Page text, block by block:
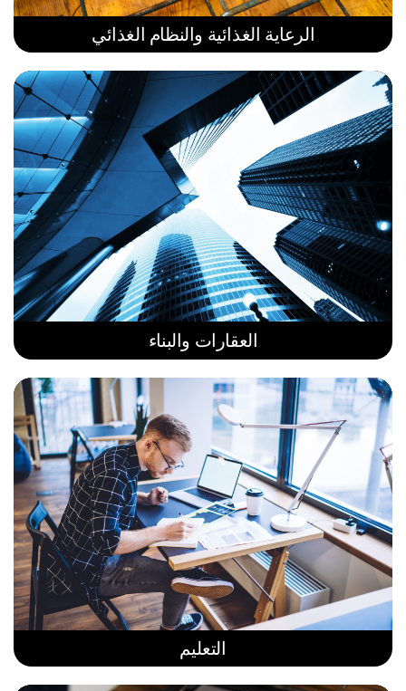
الرعاية الغذائية والنظام الغذائي
العقارات والبناء
التعليم